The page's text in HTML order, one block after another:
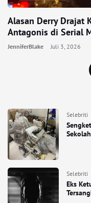
Selebriti
Selebriti
Eks
Alasan Derry Drajat
Antagonis di Serial
JenniferBlake Juli 3, 2026